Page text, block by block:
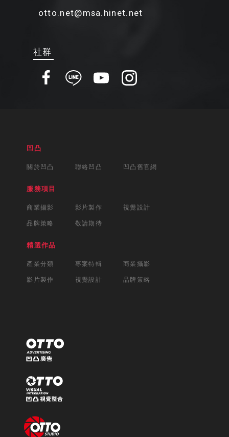
otto.net@msa.hinet.net
社群
凹凸
關於凹凸 聯絡凹凸 凹凸舊官網
服務項目
商業攝影 影片製作 視覺設計
品牌策略 敬請期待
精選作品
產業分類 專案特輯 商業攝影
影片製作 視覺設計 品牌策略